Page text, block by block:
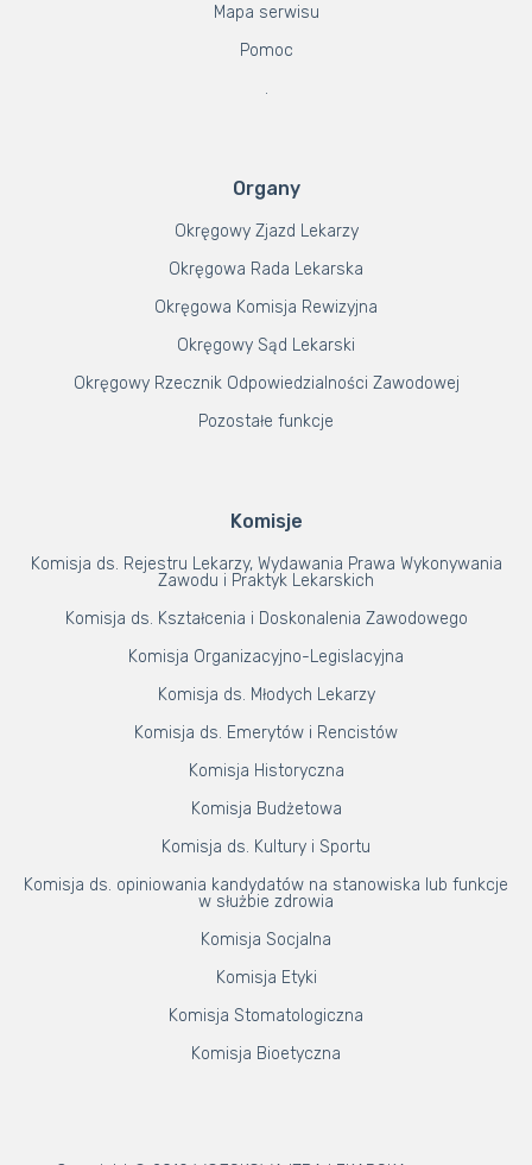
Mapa serwisu
Pomoc
.
Organy
Okręgowy Zjazd Lekarzy
Okręgowa Rada Lekarska
Okręgowa Komisja Rewizyjna
Okręgowy Sąd Lekarski
Okręgowy Rzecznik Odpowiedzialności Zawodowej
Pozostałe funkcje
Komisje
Komisja ds. Rejestru Lekarzy, Wydawania Prawa Wykonywania
Zawodu i Praktyk Lekarskich
Komisja ds. Kształcenia i Doskonalenia Zawodowego
Komisja Organizacyjno-Legislacyjna
Komisja ds. Młodych Lekarzy
Komisja ds. Emerytów i Rencistów
Komisja Historyczna
Komisja Budżetowa
Komisja ds. Kultury i Sportu
Komisja ds. opiniowania kandydatów na stanowiska lub funkcje
w służbie zdrowia
Komisja Socjalna
Komisja Etyki
Komisja Stomatologiczna
Komisja Bioetyczna